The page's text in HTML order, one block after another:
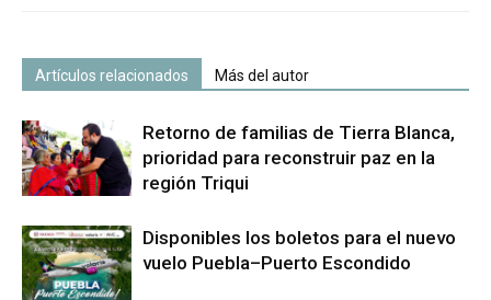
Artículos relacionados Más del autor
Retorno de familias de Tierra Blanca,
prioridad para reconstruir paz en la
región Triqui
Disponibles los boletos para el nuevo
vuelo Puebla–Puerto Escondido